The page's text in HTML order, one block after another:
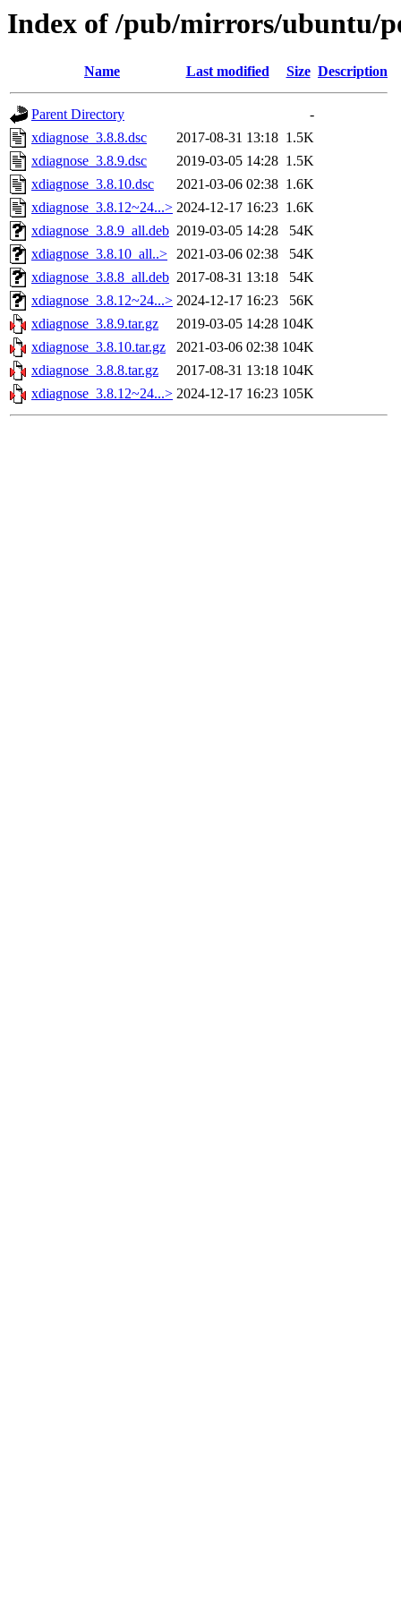
Index of /pub/mirrors/ubuntu/
Name Last modified Size Description
Parent Directory
-
xdiagnose_3.8.8.dsc
2017-08-31 13:18 1.5K
xdiagnose_3.8.9.dsc
2019-03-05 14:28 1.5K
xdiagnose_3.8.10.dsc
2021-03-06 02:38 1.6K
xdiagnose_3.8.12~24...> 2024-12-17 16:23 1.6K
xdiagnose_3.8.9_all.deb 2019-03-05 14:28
54K
xdiagnose_3.8.10_all..> 2021-03-06 02:38
54K
xdiagnose_3.8.8_all.deb 2017-08-31 13:18
54K
xdiagnose_3.8.12~24...> 2024-12-17 16:23
56K
xdiagnose_3.8.9.tar.gz
2019-03-05 14:28 104K
xdiagnose_3.8.10.tar.gz
2021-03-06 02:38 104K
xdiagnose_3.8.8.tar.gz
2017-08-31 13:18 104K
xdiagnose_3.8.12~24...> 2024-12-17 16:23 105K